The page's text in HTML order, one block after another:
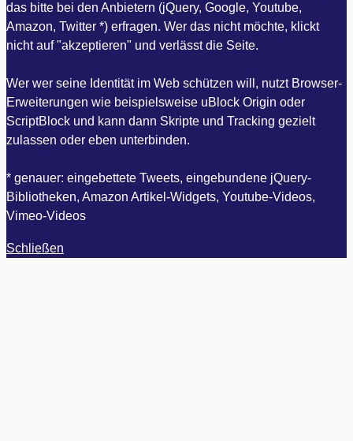
das bitte bei den Anbietern (jQuery, Google, Youtube,
Amazon, Twitter *) erfragen. Wer das nicht möchte, klickt
nicht auf "akzeptieren" und verlässt die Seite.
Wer wer seine Identität im Web schützen will, nutzt Browser-
Erweiterungen wie beispielsweise uBlock Origin oder
ScriptBlock und kann dann Skripte und Tracking gezielt
zulassen oder eben unterbinden.
* genauer: eingebettete Tweets, eingebundene jQuery-
Bibliotheken, Amazon Artikel-Widgets, Youtube-Videos,
Vimeo-Videos
Schließen